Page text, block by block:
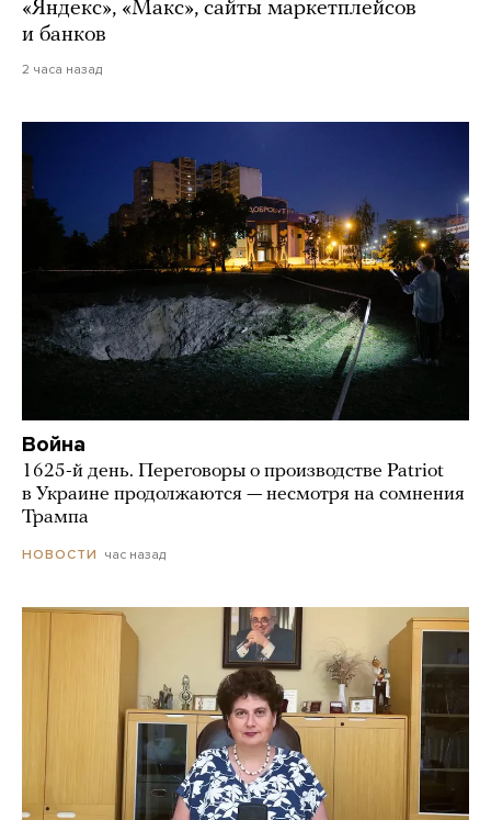
«Яндекс», «Макс», сайты маркетплейсов
и банков
2 часа назад
Война
1625-й день. Переговоры о производстве Patriot
в Украине продолжаются — несмотря на сомнения
Трампа
НОВОСТИ час назад